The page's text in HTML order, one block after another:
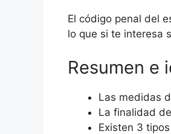
El código penal del
lo que si te interesa
Resumen e
Las medidas
La finalidad
Existen 3